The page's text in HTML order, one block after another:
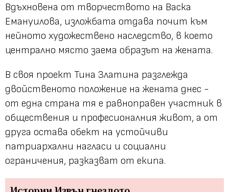
Вдъхновена от творчеството на Васка
Емануилова, изложбата отдава почит към
нейното художествено наследство, в което
централно място заема образът на жената.
В своя проект Тина Златина разглежда
двойственото положение на жената днес -
от една страна тя е равноправен участник в
обществения и професионалния живот, а от
друга остава обект на устойчиви
патриархални нагласи и социални
ограничения, разказват от екипа.